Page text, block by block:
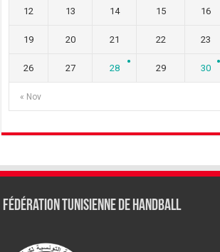
« Nov
12 13 14 15 16
19 20 21 22 23
26 27 28 29 30
Fédération tunisienne de Handball